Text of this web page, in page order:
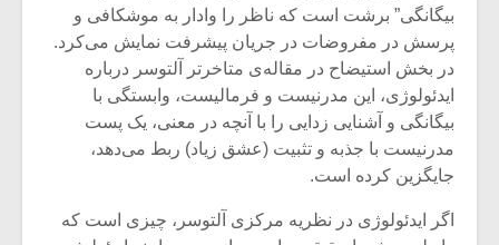
بیگانگی” برشت است که ناظر را وادار به موشکافی و
پرسش در مفروضات در جریان پیشرفت نمایش می‌کرد.
در بخش استیضاح در مقاله‌ی متاخرتر آلتوسر درباره
ایدئولوژی، این مدرنیست و فرمالیست، وابستگی با
بیگانگی و آشنایی زدایی را با آنچه در معنی، یک پست
مدرنیست با جذبه و تثبیت (عشق زیاد) ربط می‌دهد،
جایگزین کرده است.
اگر ایدئولوژی در نظریه مرکزی آلتوسر، چیزی است که